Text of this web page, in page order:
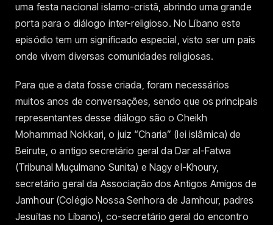
uma festa nacional islamo-cristã, abrindo uma grande
porta para o diálogo inter-religioso. No Líbano este
episódio tem um significado especial, visto ser um país
onde vivem diversas comunidades religiosas.
Para que a data fosse criada, foram necessários
muitos anos de conversações, sendo que os principais
representantes desse diálogo são o Cheikh
Mohammad Nokkari, o juiz “Charia” (lei islâmica) de
Beirute, o antigo secretário geral da Dar al-Fatwa
(Tribunal Muçulmano Sunita) e Nagy el-Khoury,
secretário geral da Associação dos Antigos Amigos de
Jamhour (Colégio Nossa Senhora de Jamhour, padres
Jesuítas no Líbano), co-secretário geral do encontro